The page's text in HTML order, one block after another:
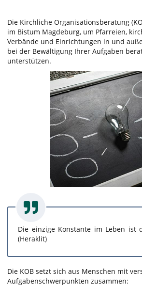
Die Kirchliche Organisationsberatung
im Bistum Magdeburg, um Pfarreien,
Verbände und Einrichtungen in und
bei der Bewältigung Ihrer Aufgaben
unterstützen.
Die einzige Konstante im Leben ist
(Heraklit)
Die KOB setzt sich aus Menschen mit
Aufgabenschwerpunkten zusammen: